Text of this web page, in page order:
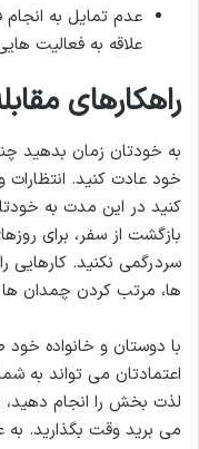
عدم تمایل به
علاقه به فعالیت
راهکارهای
به خودتان زمان بدهید
خود عادت کنید. انتظارات
کنید در این مدت به
بازگشت از سفر، برای
سردرگمی نکنید. کارهایی
ها، مرتب کردن چمدان ها
با دوستان و خانواده
اعتمادتان می تواند به
لذت بخش را انجام دهید،
می برید وقت بگذارید. به